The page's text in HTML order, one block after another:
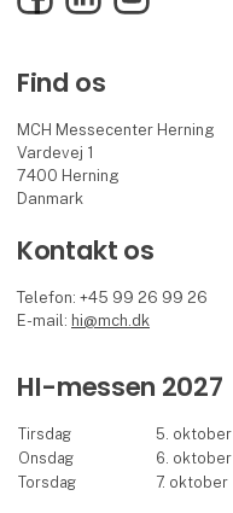
Find os
MCH Messecenter Herning
Vardevej 1
7400 Herning
Danmark
Kontakt os
Telefon: +45 99 26 99 26
E-mail: hi@mch.dk
HI-messen 2027
Tirsdag 5. oktober
Onsdag
6. oktober
Torsdag
7. oktober